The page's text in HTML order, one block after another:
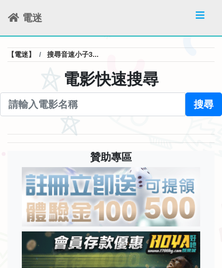
電迷
【電迷】 搜尋音速小子3...
電影快速搜尋
搜尋
贊助專區